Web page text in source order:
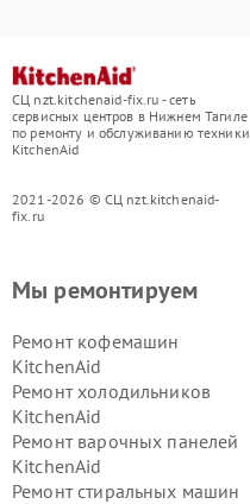
СЦ nzt.kitchenaid-fix.ru - сеть
сервисных центров в Нижнем Тагиле
по ремонту и обслуживанию техники
KitchenAid
2021-2026 © СЦ nzt.kitchenaid-
fix.ru
Мы ремонтируем
Ремонт кофемашин
KitchenAid
Ремонт холодильников
KitchenAid
Ремонт варочных панелей
KitchenAid
Ремонт стиральных машин